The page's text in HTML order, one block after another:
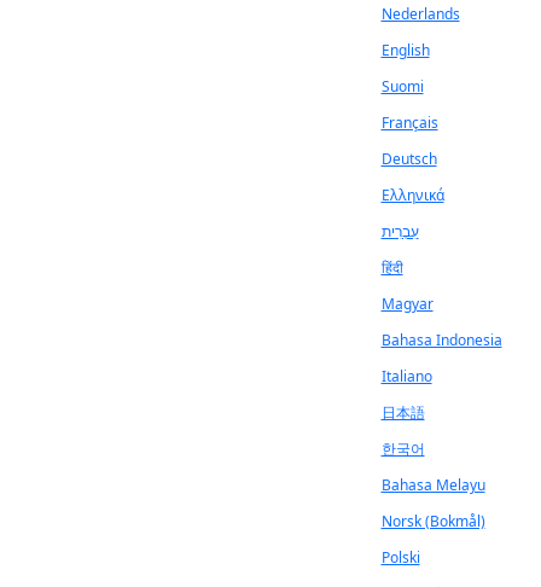
Nederlands
English
Suomi
Français
Deutsch
Ελληνικά
עִבְרִית
हिंदी
Magyar
Bahasa Indonesia
Italiano
日本語
한국어
Bahasa Melayu
Norsk (Bokmål)
Polski